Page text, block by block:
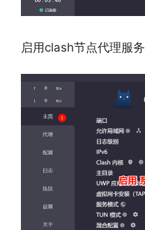
启用clash节点代理服务